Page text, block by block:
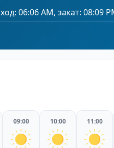
06:06 AM, закат: 08:09
09:00 10:00 11:00